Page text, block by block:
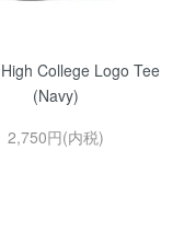
College Logo Tee
(Navy)
2,750円(内税)